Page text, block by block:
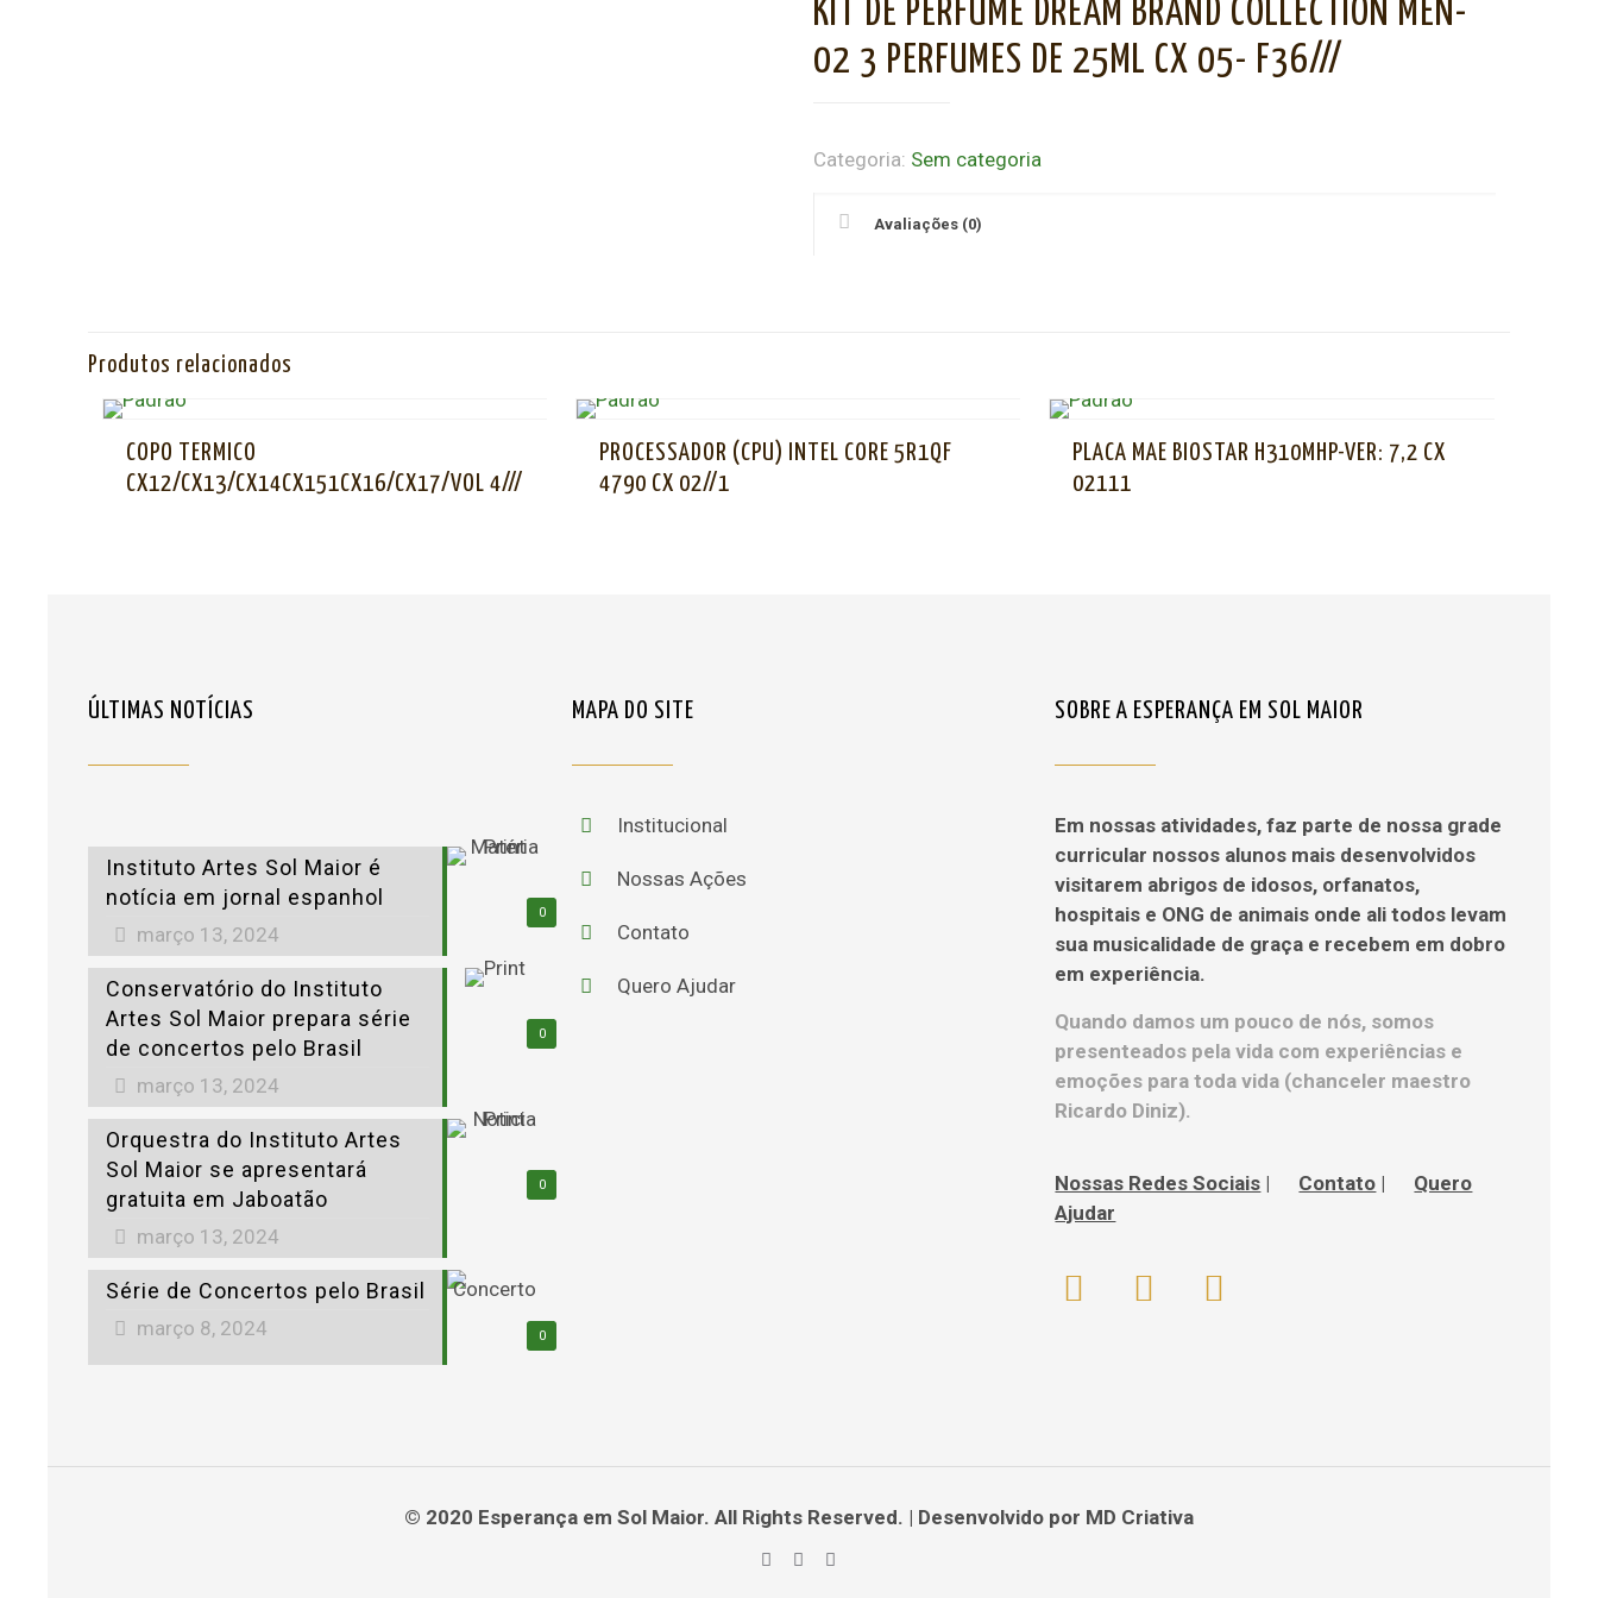
KIT DE PERFUME DREAM BRAND COLLECTION MEN-
02 3 PERFUMES DE 25ML CX 05- F36///
Categoria: Sem categoria
Avaliações (0)
Produtos relacionados
COPO TERMICO
CX12/CX13/CX14CX151CX16/CX17/VOL 4///
PROCESSADOR (CPU) INTEL CORE 5R1QF
4790 CX 02//1
PLACA MAE BIOSTAR H310MHP-VER: 7,2 CX
02111
ÚLTIMAS NOTÍCIAS
0
Instituto Artes Sol Maior é
notícia em jornal espanhol
março 13, 2024
0
Conservatório do Instituto
Artes Sol Maior prepara série
de concertos pelo Brasil
março 13, 2024
0
Orquestra do Instituto Artes
Sol Maior se apresentará
gratuita em Jaboatão
março 13, 2024
0
Série de Concertos pelo Brasil
março 8, 2024
MAPA DO SITE
Institucional
Nossas Ações
Contato
Quero Ajudar
SOBRE A ESPERANÇA EM SOL MAIOR
Em nossas atividades, faz parte de nossa grade
curricular nossos alunos mais desenvolvidos
visitarem abrigos de idosos, orfanatos,
hospitais e ONG de animais onde ali todos levam
sua musicalidade de graça e recebem em dobro
em experiência.
Quando damos um pouco de nós, somos
presenteados pela vida com experiências e
emoções para toda vida (chanceler maestro
Ricardo Diniz).
Nossas Redes Sociais | Contato |
Quero
Ajudar
© 2020 Esperança em Sol Maior. All Rights Reserved. | Desenvolvido por MD Criativa